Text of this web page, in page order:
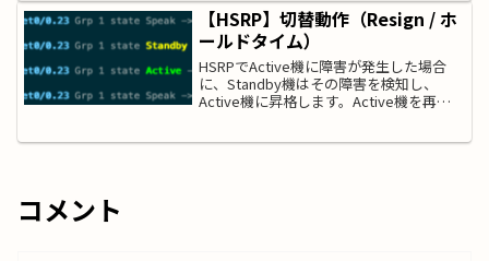
りやすく解説します。VLANとはVLAN...
【HSRP】切替動作（Resign / ホ
ールドタイム）
HSRPでActive機に障害が発生した場合
に、Standby機はその障害を検知し、
Active機に昇格します。Active機を再起
コメント